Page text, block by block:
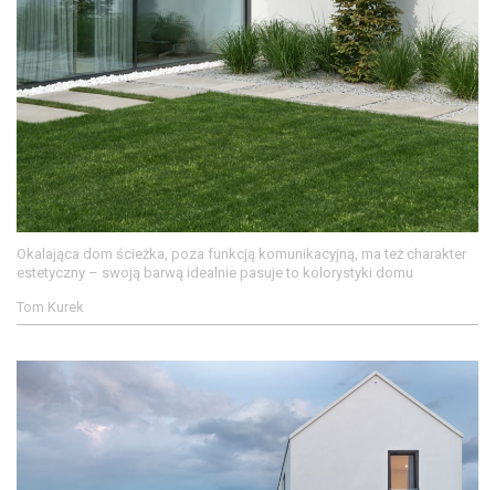
Okalająca dom ścieżka, poza funkcją komunikacyjną, ma też charakter
estetyczny – swoją barwą idealnie pasuje to kolorystyki domu
Tom Kurek